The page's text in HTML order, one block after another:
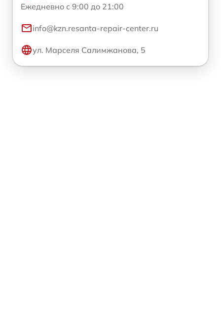
Ежедневно с 9:00 до 21:00
info@kzn.resanta-repair-center.ru
ул. Марселя Салимжанова, 5